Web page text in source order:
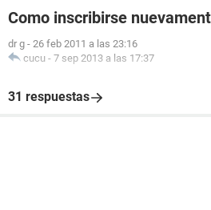
Como inscribirse
dr g - 26 feb 2011 a las 23:16
cucu - 7 sep 2013 a las 17:37
31 respuestas